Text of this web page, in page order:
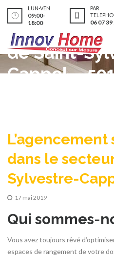
LUN-VEN
09:00-
18:00
PAR
06 07 39
mesure
de Saint-
Cappel –
dans le
Sylvestre-
17 mai 2019
Qui sommes-
Vous avez toujours rêvé
espaces de rangement de votre